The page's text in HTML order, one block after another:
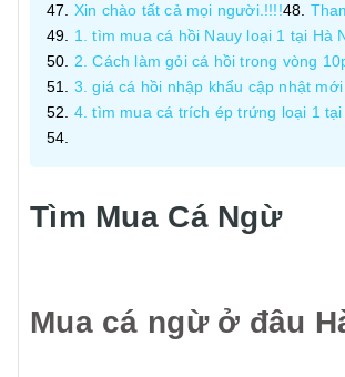
Xin chào tất cả mọi người.!!!!
1. tìm mua cá hồi Nauy loại 1 tại Hà
2. Cách làm gỏi cá hồi trong vòng
3. giá cá hồi nhập khẩu cập nhật
4. tìm mua cá trích ép trứng loại 1 tại
Tìm Mua Cá Ngừ
Mua cá ngừ ở đâu